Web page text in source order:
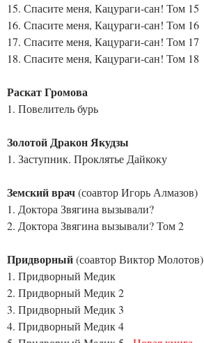
15. Спасите меня, Кацураги-сан! Том 15
16. Спасите меня, Кацураги-сан! Том 16
17. Спасите меня, Кацураги-сан! Том 17
18. Спасите меня, Кацураги-сан! Том 18
Раскат Громова
1. Повелитель бурь
Золотой Дракон Якудзы
1. Заступник. Проклятье Дайкоку
Земский врач(соавтор Игорь Алмазов)
1. Доктора Звягина вызывали?
2. Доктора Звягина вызывали? Том 2
Придворный(соавтор Виктор Молотов)
1. Придворный Медик
2. Придворный Медик 2
3. Придворный Медик 3
4. Придворный Медик 4